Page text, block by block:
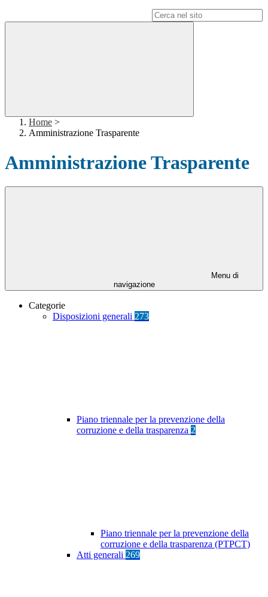
Home >
Amministrazione Trasparente
Amministrazione Trasparente
Menu di
navigazione
Categorie
Disposizioni generali 273
Piano triennale per la prevenzione della
corruzione e della trasparenza 2
Piano triennale per la prevenzione della
corruzione e della trasparenza (PTPCT)
Atti generali 269